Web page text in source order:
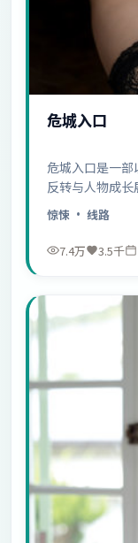
危城入口
危城入口是一部
反转与人物成长
惊悚 · 线路
7.4万 3.5千